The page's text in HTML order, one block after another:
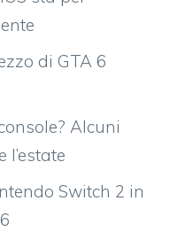
di GTA 6
Alcuni
Switch 2 in